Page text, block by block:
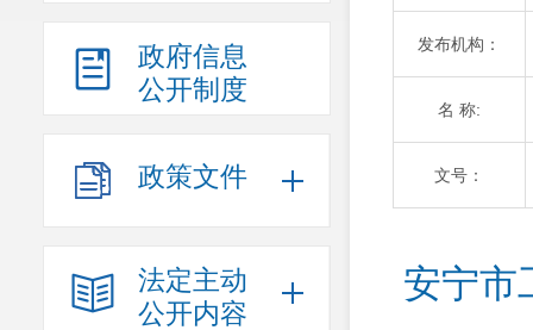
政府信息
公开制度
政策文件
法定主动
公开内容
发布机构：
名 称:
文号：
安宁市